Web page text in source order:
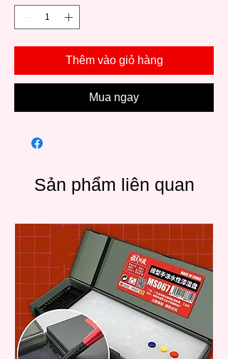
Thêm vào giỏ hàng
Mua ngay
Sản phẩm liên quan